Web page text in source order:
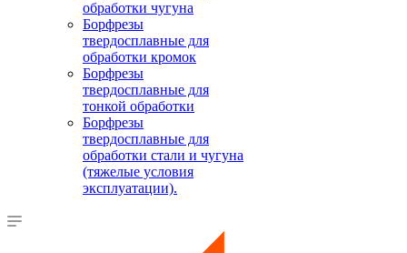
обработки чугуна
Борфрезы
твердосплавные для
обработки кромок
Борфрезы
твердосплавные для
тонкой обработки
Борфрезы
твердосплавные для
обработки стали и чугуна
(тяжелые условия
эксплуатации).